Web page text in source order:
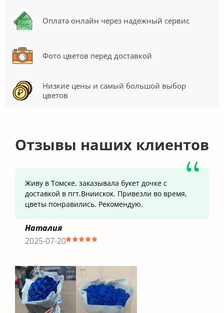
Оплата онлайн через надежный сервис
Фото цветов перед доставкой
Низкие цены и самый большой выбор
цветов
Отзывы наших клиентов
Живу в Томске, заказывала букет дочке с
доставкой в пгт.Вниискок. Привезли во время,
цветы понравились. Рекомендую.
Наталия
2025-07-20